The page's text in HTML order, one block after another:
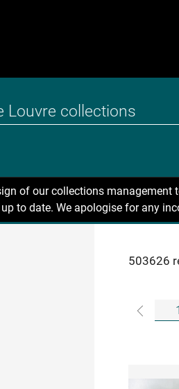
of our collections
to date. We apologise for any
503626